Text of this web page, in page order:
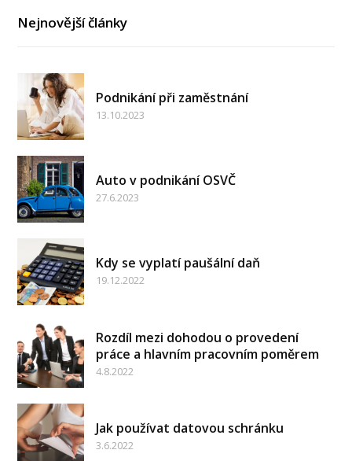
Nejnovější články
Podnikání při zaměstnání
13.10.2023
Auto v podnikání OSVČ
27.6.2023
Kdy se vyplatí paušální daň
19.12.2022
Rozdíl mezi dohodou o provedení
práce a hlavním pracovním poměrem
4.8.2022
Jak používat datovou schránku
3.6.2022